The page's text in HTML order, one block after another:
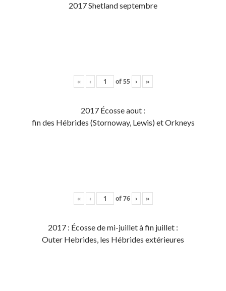
2017 Shetland septembre
« ‹ of55 › »
2017 Écosse aout :
fin des Hébrides (Stornoway, Lewis) et Orkneys
« ‹ of76 › »
2017 : Écosse de mi-juillet à fin juillet :
Outer Hebrides, les Hébrides extérieures